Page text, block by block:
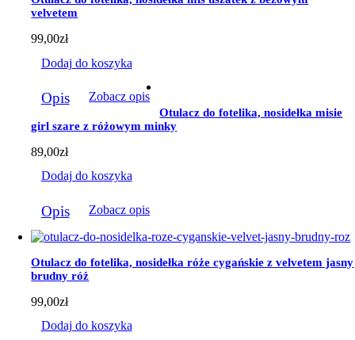
velvetem
99,00zł
Dodaj do koszyka
Opis Zobacz opis
Otulacz do fotelika, nosidełka misie
girl szare z różowym minky
89,00zł
Dodaj do koszyka
Opis Zobacz opis
Otulacz do fotelika, nosidełka róże cygańskie z velvetem jasny
brudny róż
99,00zł
Dodaj do koszyka